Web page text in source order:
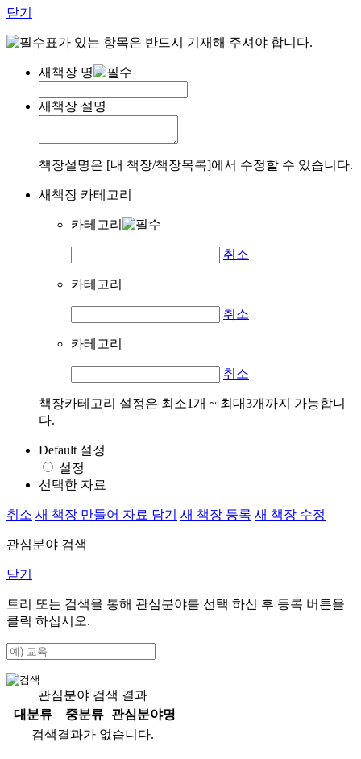
닫기
표가 있는 항목은 반드시 기재해 주셔야 합니다.
새책장 명
새책장 설명
책장설명은 [내 책장/책장목록]에서 수정할 수 있습니다.
새책장 카테고리
카테고리
취소
카테고리
취소
카테고리
취소
책장카테고리 설정은 최소1개 ~ 최대3개까지 가능합니
다.
Default 설정
설정
선택한 자료
취소 새 책장 만들어 자료 담기 새 책장 등록 새 책장 수정
관심분야 검색
닫기
트리 또는 검색을 통해 관심분야를 선택 하신 후 등록 버튼을
클릭 하십시오.
관심분야 검색 결과
대분류
중분류
관심분야명
검색결과가 없습니다.